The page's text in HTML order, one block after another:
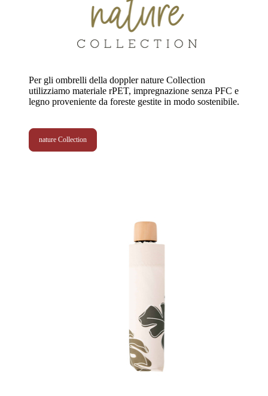
Per gli ombrelli della doppler nature Collection
utilizziamo materiale rPET, impregnazione senza PFC e
legno proveniente da foreste gestite in modo sostenibile.
nature Collection